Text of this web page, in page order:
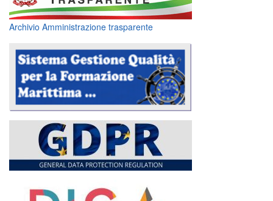
Archivio Amministrazione trasparente